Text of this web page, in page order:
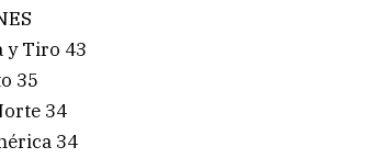
y Tiro 43
35
34
34